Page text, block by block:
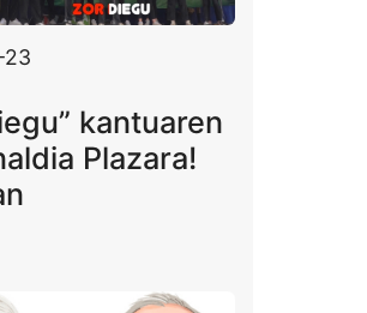
kantuaren
Plazara!